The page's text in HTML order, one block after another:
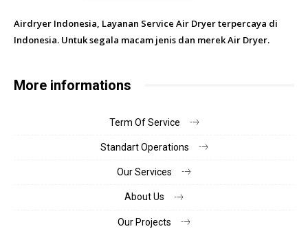
Airdryer Indonesia, Layanan Service Air Dryer terpercaya di
Indonesia. Untuk segala macam jenis dan merek Air Dryer.
More informations
Term Of Service
Standart Operations
Our Services
About Us
Our Projects